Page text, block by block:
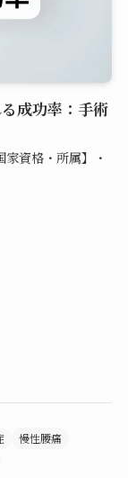
成功率：手術
家資格・所属】・
慢性腰痛